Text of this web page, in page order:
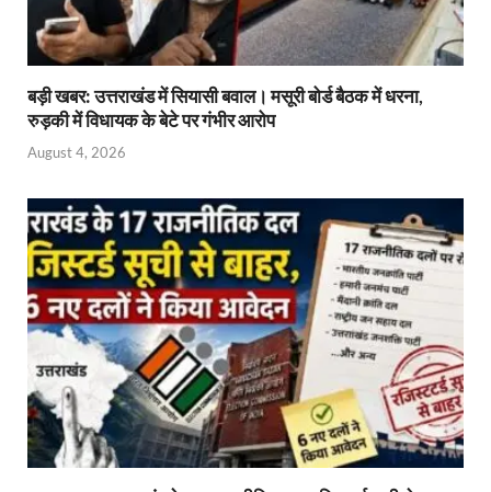
बड़ी खबर: उत्तराखंड में सियासी बवाल। मसूरी बोर्ड बैठक में धरना,
रुड़की में विधायक के बेटे पर गंभीर आरोप
August 4, 2026